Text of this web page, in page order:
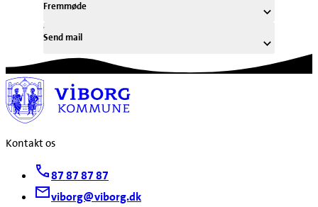
Fremmøde
Send mail
Kontakt os
87 87 87 87
viborg@viborg.dk